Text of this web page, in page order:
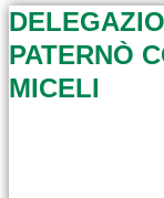
PATERNÒ
MICELI